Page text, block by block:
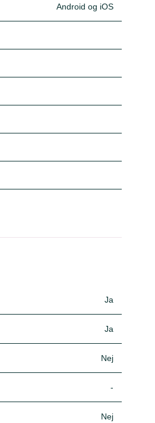
Android og iOS
Ja
Ja
Nej
-
Nej